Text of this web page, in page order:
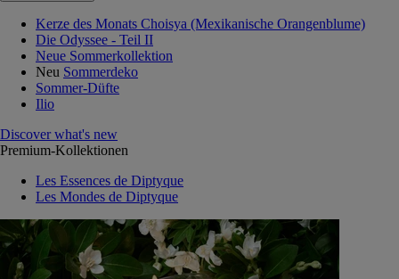
Kerze des Monats Choisya (Mexikanische Orangenblume)
Die Odyssee - Teil II
Neue Sommerkollektion
Neu Sommerdeko
Sommer-Düfte
Ilio
Discover what's new
Premium-Kollektionen
Les Essences de Diptyque
Les Mondes de Diptyque